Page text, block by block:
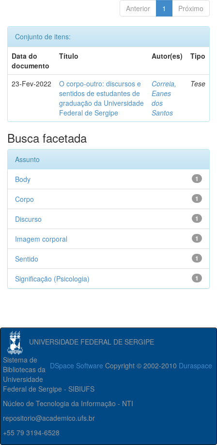
Anterior 1 Próximo
Conjunto de itens:
Data do
documento
Título Autor(es) Tipo
23-Fev-2022
O corpo-outro: discursos e
sentidos de estudantes de
graduação da Universidade
Federal de Sergipe
Correia,
Eanes
dos
Santos
Tese
Busca facetada
Assunto
1
Body
1
Corpo
1
Discurso
1
Imagem corporal
1
Sentido
1
Significação (Psicologia)
UNIVERSIDADE FEDERAL DE SERGIPE
DSpace Software Copyright © 2002-2010 Duraspace
Sistema de
Bibliotecas da
Universidade
Federal de Sergipe - SIBIUFS
Núcleo de Tecnologia da Informação - NTI
repositorio@academico.ufs.br
+55 79 3194-6528